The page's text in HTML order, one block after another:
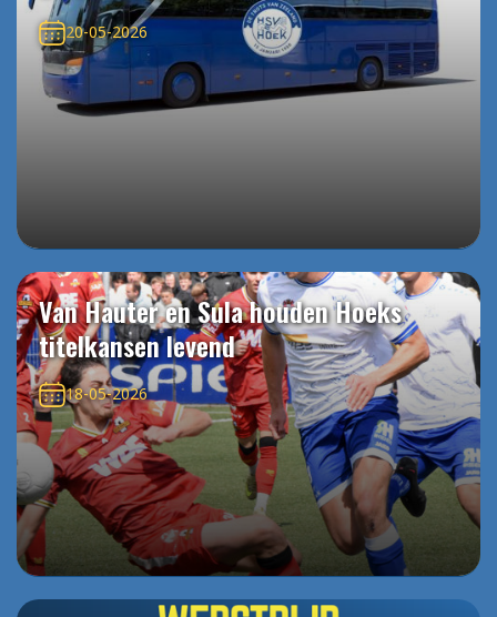
20-05-2026
Van Hauter en Sula houden Hoeks
titelkansen levend
18-05-2026